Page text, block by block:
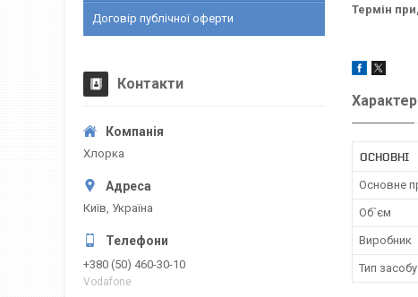
Термін
ОСНОВНІ
Основне
Об`єм
Виробник
Тип засобу
Договір публічної оферти
Контакти
Хлорка
Київ, Україна
+380 (50) 460-30-10
Vodafone